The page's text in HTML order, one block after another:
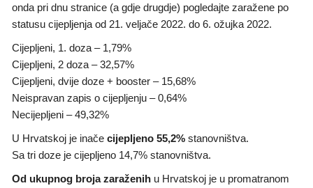
onda pri dnu stranice (a gdje drugdje) pogledajte zaražene po
statusu cijepljenja od 21. veljače 2022. do 6. ožujka 2022.
Cijepljeni, 1. doza – 1,79%
Cijepljeni, 2 doza – 32,57%
Cijepljeni, dvije doze + booster – 15,68%
Neispravan zapis o cijepljenju – 0,64%
Necijepljeni – 49,32%
U Hrvatskoj je inače cijepljeno 55,2% stanovništva.
Sa tri doze je cijepljeno 14,7% stanovništva.
Od ukupnog broja zaraženih u Hrvatskoj je u promatranom